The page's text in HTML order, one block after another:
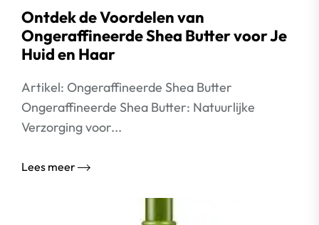
Ontdek de Voordelen van
Ongeraffineerde Shea Butter voor Je
Huid en Haar
Artikel: Ongeraffineerde Shea Butter
Ongeraffineerde Shea Butter: Natuurlijke
Verzorging voor...
Lees meer